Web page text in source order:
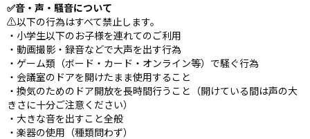
✅音・声・騒音について
⚠️以下の行為はすべて禁止します。
・小学生以下のお子様を連れてのご利用
・動画撮影・録音などで大声を出す行為
・ゲーム類（ボード・カード・オンライン等）で騒ぐ行為
・会議室のドアを開けたまま使用すること
・換気のためのドア開放を長時間行うこと（開けている間は声の大
きさに十分ご注意ください）
・大きな音を出すこと全般
・楽器の使用（種類問わず）